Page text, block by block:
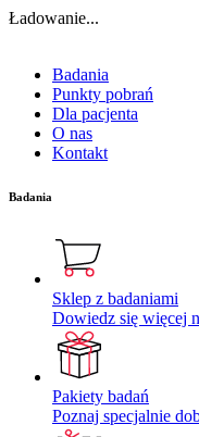
Ładowanie...
Badania
Punkty pobrań
Dla pacjenta
O nas
Kontakt
Badania
Sklep z badaniami
Dowiedz się więcej
Pakiety badań
Poznaj specjalnie